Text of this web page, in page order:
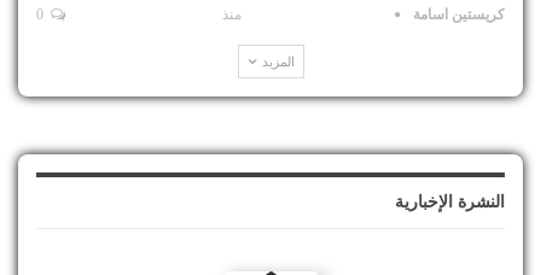
كريستين اسامة منذ
المزيد
النشرة الإخبارية